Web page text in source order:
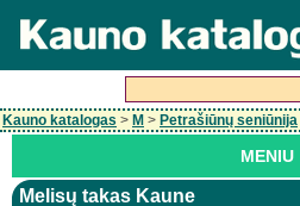
Kauno katalogas > M > Petrašiūnų seniūnija
MENIU
Melisų takas Kaune